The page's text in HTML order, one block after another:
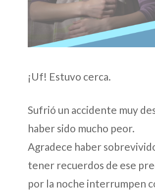
¡Uf! Estuvo cerca.
Sufrió un accidente muy
haber sido mucho peor.
Agradece haber
tener recuerdos de ese
por la noche interrumpen